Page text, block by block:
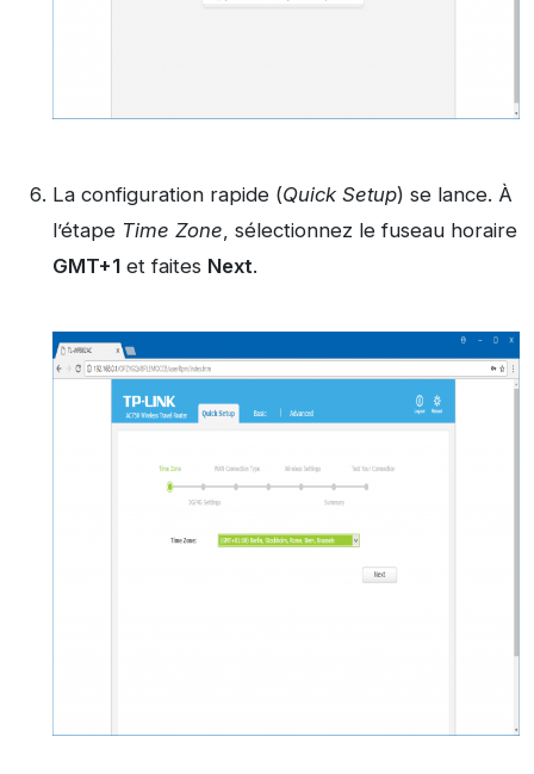
La configuration rapide (Quick Setup) se lance. À
l’étape Time Zone, sélectionnez le fuseau horaire
GMT+1 et faites Next.